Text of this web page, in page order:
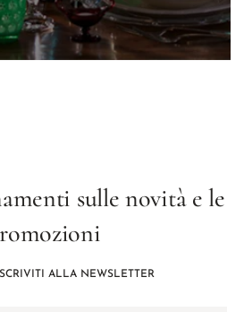
sulle novità e le
ALLA NEWSLETTER